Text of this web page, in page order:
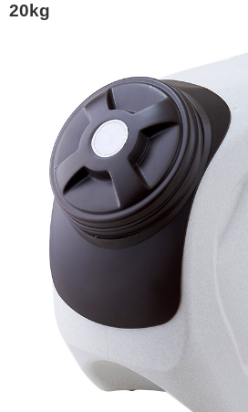
20kg